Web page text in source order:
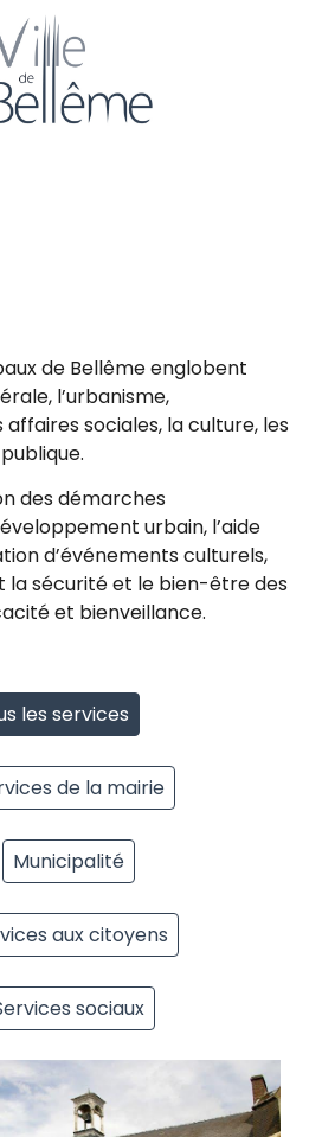
de Bellême englobent
l’urbanisme,
affaires sociales, la culture, les
des démarches
urbain, l’aide
d’événements culturels,
la sécurité et le bien-être des
et bienveillance.
les services
de la mairie
Municipalité
aux citoyens
sociaux